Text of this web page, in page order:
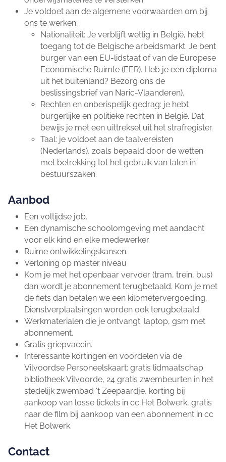
Je voldoet aan de algemene voorwaarden om bij
ons te werken:
Nationaliteit: Je verblijft wettig in België, hebt
toegang tot de Belgische arbeidsmarkt. Je bent
burger van een EU-lidstaat of van de Europese
Economische Ruimte (EER). Heb je een diploma
uit het buitenland? Bezorg ons de
beslissingsbrief van Naric-Vlaanderen).
Rechten en onberispelijk gedrag: je hebt
burgerlijke en politieke rechten in België. Dat
bewijs je met een uittreksel uit het strafregister.
Taal: je voldoet aan de taalvereisten
(Nederlands), zoals bepaald door de wetten
met betrekking tot het gebruik van talen in
bestuurszaken.
Aanbod
Een voltijdse job.
Een dynamische schoolomgeving met aandacht
voor elk kind en elke medewerker.
Ruime ontwikkelingskansen.
Verloning op master niveau
Kom je met het openbaar vervoer (tram, trein, bus)
dan wordt je abonnement terugbetaald. Kom je met
de fiets dan betalen we een kilometervergoeding.
Dienstverplaatsingen worden ook terugbetaald.
Werkmaterialen die je ontvangt: laptop, gsm met
abonnement.
Gratis griepvaccin.
Interessante kortingen en voordelen via de
Vilvoordse Personeelskaart: gratis lidmaatschap
bibliotheek Vilvoorde, 24 gratis zwembeurten in het
stedelijk zwembad ‘t Zeepaardje, korting bij
aankoop van losse tickets in cc Het Bolwerk, gratis
naar de film bij aankoop van een abonnement in cc
Het Bolwerk.
Contact